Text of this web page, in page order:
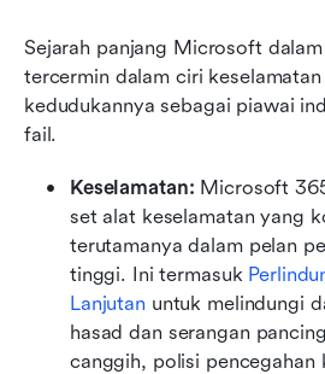
Sejarah panjang Microsoft
tercermin dalam ciri
kedudukannya sebagai piawai
fail.
Keselamatan: Microsoft
set alat keselamatan yang
terutamanya dalam pelan
tinggi. Ini termasuk
Lanjutan untuk melindungi
hasad dan serangan
canggih, polisi pencegahan